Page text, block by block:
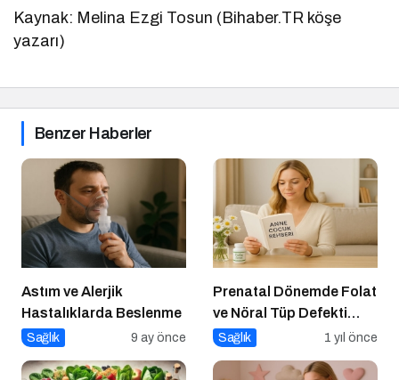
Kaynak: Melina Ezgi Tosun (Bihaber.TR köşe
yazarı)
Benzer Haberler
Astım ve Alerjik
Hastalıklarda Beslenme
Sağlık 9 ay önce
Prenatal Dönemde Folat
ve Nöral Tüp Defekti
İlişkisi
Sağlık 1 yıl önce